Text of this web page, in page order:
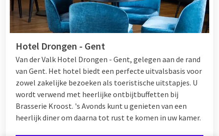
Hotel Drongen - Gent
Van der Valk Hotel Drongen - Gent, gelegen aan de rand
van Gent. Het hotel biedt een perfecte uitvalsbasis voor
zowel zakelijke bezoeken als toeristische uitstapjes. U
wordt verwend met heerlijke ontbijtbuffetten bij
Brasserie Kroost. 's Avonds kunt u genieten van een
heerlijk diner om daarna tot rust te komen in uw kamer.